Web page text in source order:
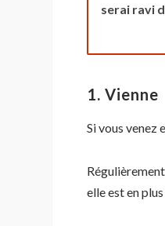
serai ravi
1. Vienne
Si vous venez
elle est en